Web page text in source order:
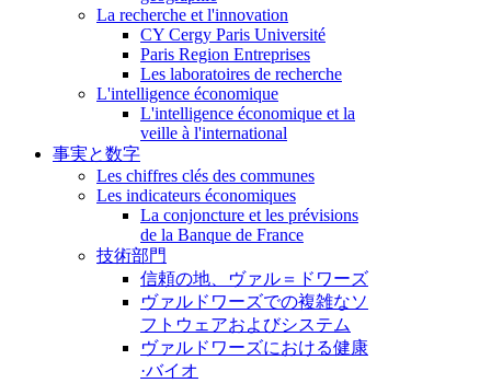
La recherche et l'innovation
CY Cergy Paris Université
Paris Region Entreprises
Les laboratoires de recherche
L'intelligence économique
L'intelligence économique et la
veille à l'international
事実と数字
Les chiffres clés des communes
Les indicateurs économiques
La conjoncture et les prévisions
de la Banque de France
技術部門
信頼の地、ヴァル＝ドワーズ
ヴァルドワーズでの複雑なソ
フトウェアおよびシステム
ヴァルドワーズにおける健康
·バイオ